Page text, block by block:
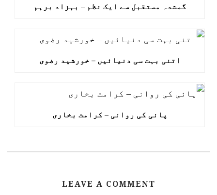
گمشدہ مستقبل سے ایک نظم – بہزاد برہم
اتنی بہت سی دنیائیں – خورشید رضوی
پانی کی روانی – کرامت بخاری
LEAVE A COMMENT